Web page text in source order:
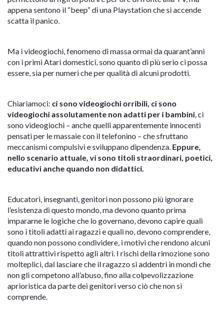
appena sentono il “beep” di una Playstation che si accende
scatta il panico.
Ma i videogiochi, fenomeno di massa ormai da quarant’anni
con i primi Atari domestici, sono quanto di più serio ci possa
essere, sia per numeri che per qualità di alcuni prodotti.
Chiariamoci: ci sono videogiochi orribili, ci sono
videogiochi assolutamente non adatti per i bambini, ci
sono videogiochi – anche quelli apparentemente innocenti
pensati per le massaie con il telefonino – che sfruttano
meccanismi compulsivi e sviluppano dipendenza. Eppure,
nello scenario attuale, vi sono titoli straordinari, poetici,
educativi anche quando non didattici.
Educatori, insegnanti, genitori non possono più ignorare
l’esistenza di questo mondo, ma devono quanto prima
impararne le logiche che lo governano, devono capire quali
sono i titoli adatti ai ragazzi e quali no, devono comprendere,
quando non possono condividere, i motivi che rendono alcuni
titoli attrattivi rispetto agli altri. I rischi della rimozione sono
molteplici, dal lasciare che il ragazzo si addentri in mondi che
non gli competono all’abuso, fino alla colpevolizzazione
aprioristica da parte dei genitori verso ciò che non si
comprende.